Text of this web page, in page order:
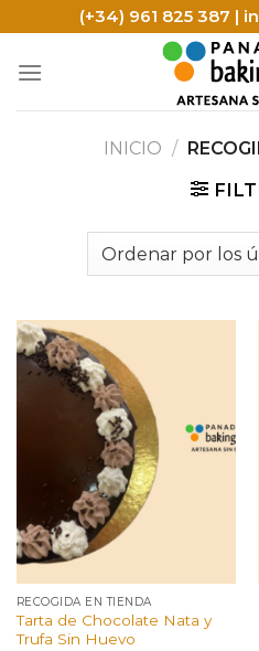
to
content
(+34) 961 825 387 |
INICIO /
RECOGIDA EN TIENDA
Tarta de Chocolate Nata y
Trufa Sin Huevo